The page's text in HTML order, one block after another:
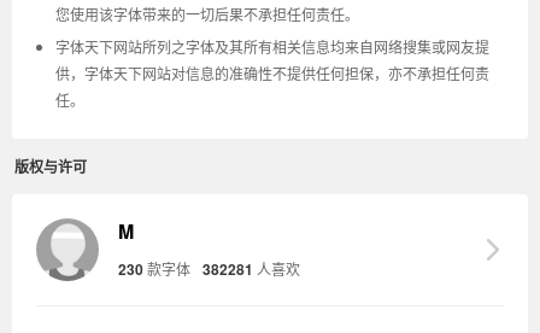
您使用该字体带来的一切后果不承担任何责任。
字体天下网站所列之字体及其所有相关信息均来自网络搜集或网友提
供，字体天下网站对信息的准确性不提供任何担保，亦不承担任何责
任。
版权与许可
M
230款字体 382281 人喜欢